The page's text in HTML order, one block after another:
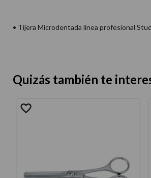
• Tijera Microdentada línea profesional
Quizás también te